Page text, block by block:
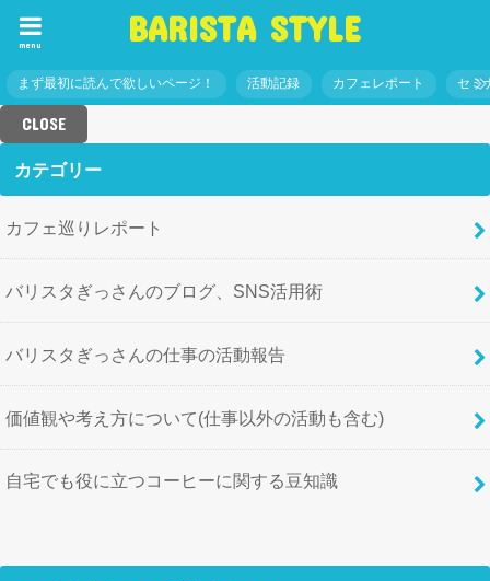
BARISTA STYLE
menu
まず最初に読んで欲しいページ！ 活動記録 カフェレポート セミ
CLOSE
カテゴリー
カフェ巡りレポート
バリスタぎっさんのブログ、SNS活用術
バリスタぎっさんの仕事の活動報告
価値観や考え方について(仕事以外の活動も含む)
自宅でも役に立つコーヒーに関する豆知識